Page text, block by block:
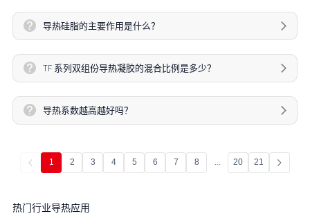
导热硅脂的主要作用是什么？
TF 系列双组份导热凝胶的混合比例是多少？
导热系数越高越好吗？
1 2 3 4 5 6 7 8 ... 20 21
热门行业导热应用